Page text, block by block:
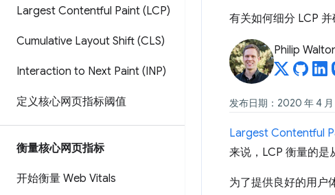
Largest Contentful Paint (LCP)
Cumulative Layout Shift (CLS)
Interaction to Next Paint (INP)
定义核心网页指标阈值
衡量核心网页指标
开始衡量 Web Vitals
有关如何细分 LCP
Philip
发布日期：2020 年 4
Largest Contentful
来说，LCP 衡量的是
为了提供良好的用户